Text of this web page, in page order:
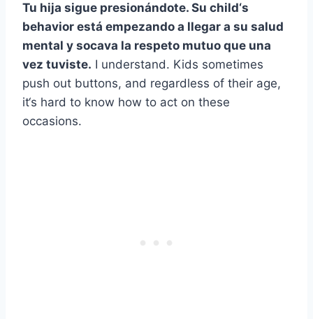
Tu hija sigue presionándote. Su child‘s
behavior está empezando a llegar a su salud
mental y socava la respeto mutuo que una
vez tuviste. I understand. Kids sometimes
push out buttons, and regardless of their age,
it‘s hard to know how to act on these
occasions.